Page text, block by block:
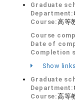
Graduate
Department:
Course:高等
Course
Date of
Completion
Show
Graduate
Department:
Course:高等